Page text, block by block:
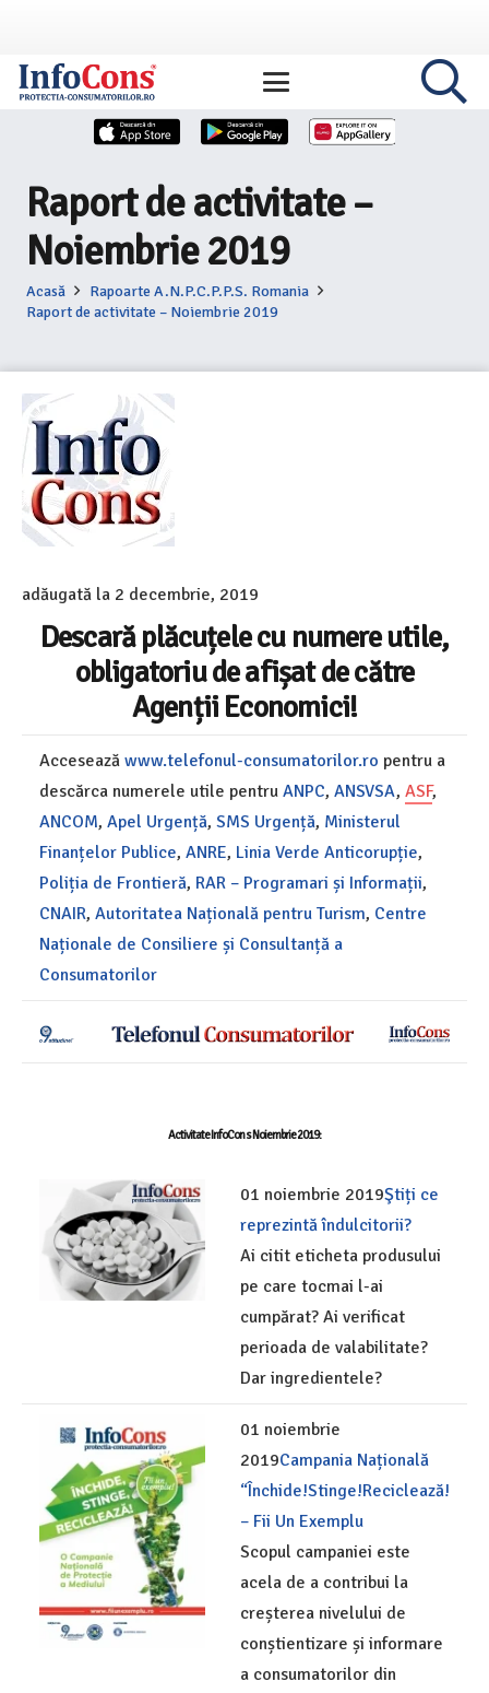
Raport de activitate –
Noiembrie 2019
Acasă
Rapoarte A.N.P.C.P.P.S. Romania
Raport de activitate – Noiembrie 2019
adăugată la 2 decembrie, 2019
Descară plăcuțele cu numere utile,
obligatoriu de afișat de către
Agenții Economici!
Accesează www.telefonul-consumatorilor.ro pentru a
descărca numerele utile pentru ANPC, ANSVSA, ASF,
ANCOM, Apel Urgență, SMS Urgență, Ministerul
Finanțelor Publice, ANRE, Linia Verde Anticorupție,
Poliția de Frontieră, RAR – Programari și Informații,
CNAIR, Autoritatea Națională pentru Turism, Centre
Naționale de Consiliere și Consultanță a
Consumatorilor
Activitate InfoCons Noiembrie 2019:
01 noiembrie 2019Ştiți ce
reprezintă îndulcitorii?
Ai citit eticheta produsului
pe care tocmai l-ai
cumpărat? Ai verificat
perioada de valabilitate?
Dar ingredientele?
01 noiembrie
2019Campania Națională
“Închide!Stinge!Reciclează!
– Fii Un Exemplu
Scopul campaniei este
acela de a contribui la
creșterea nivelului de
conștientizare și informare
a consumatorilor din